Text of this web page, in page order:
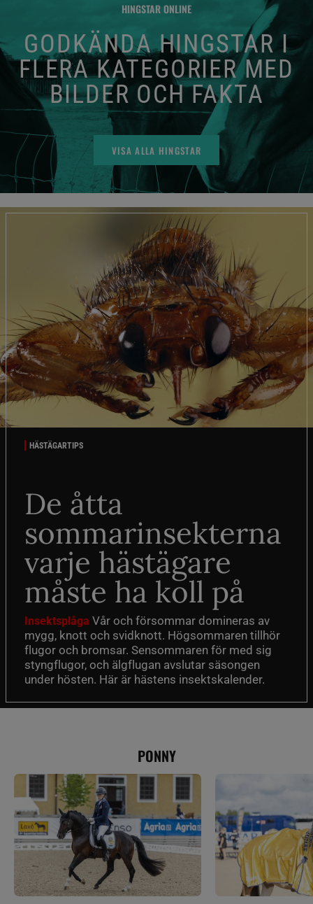
HINGSTAR ONLINE
GODKÄNDA HINGSTAR I
FLERA KATEGORIER MED
BILDER OCH FAKTA
VISA ALLA HINGSTAR
HÄSTÄGARTIPS
De åtta
sommarinsekterna
varje hästägare
måste ha koll på
Insektsplåga Vår och försommar domineras av
mygg, knott och svidknott. Högsommaren tillhör
flugor och bromsar. Sensommaren för med sig
styngflugor, och älgflugan avslutar säsongen
under hösten. Här är hästens insektskalender.
PONNY